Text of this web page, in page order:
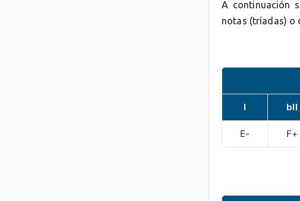
A continuación
notas (tríadas) o
I bII
E- F+